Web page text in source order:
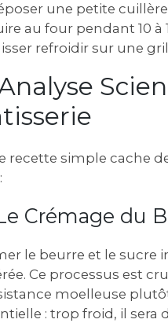
une petite
au four pendant 10
refroidir sur une
recette simple cache
Crémage du
le beurre et le sucre
Ce processus est
moelleuse
: trop froid, il sera